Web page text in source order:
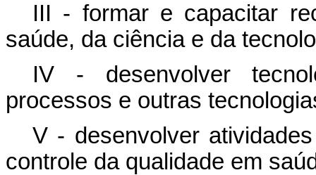
III - formar e capacitar
saúde, da ciência e da
IV - desenvolver
processos e outras
V - desenvolver
controle da qualidade em